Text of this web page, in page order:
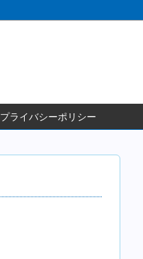
プライバシーポリシー